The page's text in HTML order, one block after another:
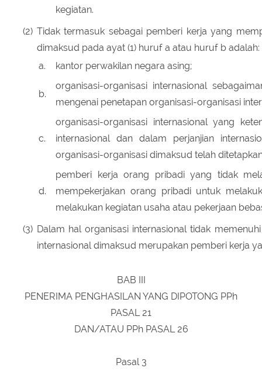
kegiatan.
(2) Tidak termasuk sebagai pemberi kerja yang
dimaksud pada ayat (1) huruf a atau huruf b adalah:
a.
kantor perwakilan negara asing;
b.
organisasi-organisasi internasional
mengenai penetapan organisasi-organisasi
c.
organisasi-organisasi internasional yang
internasional dan dalam perjanjian
organisasi-organisasi dimaksud telah
d.
pemberi kerja orang pribadi yang tidak
mempekerjakan orang pribadi untuk
melakukan kegiatan usaha atau pekerjaan
(3) Dalam hal organisasi internasional tidak
internasional dimaksud merupakan pemberi kerja
BAB III
PENERIMA PENGHASILAN YANG DIPOTONG PPh
PASAL 21
DAN/ATAU PPh PASAL 26
Pasal 3